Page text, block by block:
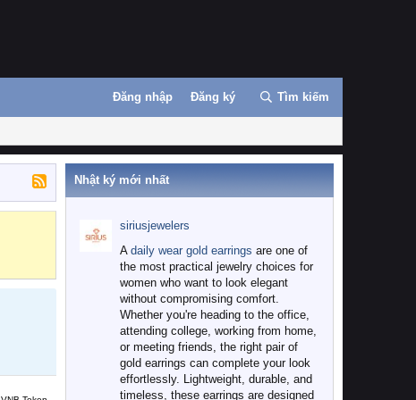
Đăng nhập Đăng ký Tìm kiếm
Nhật ký mới nhất
siriusjewelers
A daily wear gold earrings are one of
the most practical jewelry choices for
women who want to look elegant
without compromising comfort.
Whether you're heading to the office,
attending college, working from home,
or meeting friends, the right pair of
gold earrings can complete your look
effortlessly. Lightweight, durable, and
timeless, these earrings are designed